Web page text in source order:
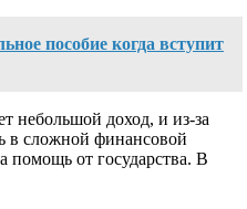
пособие когда вступит
небольшой доход, и из-за
в сложной финансовой
помощь от государства. В